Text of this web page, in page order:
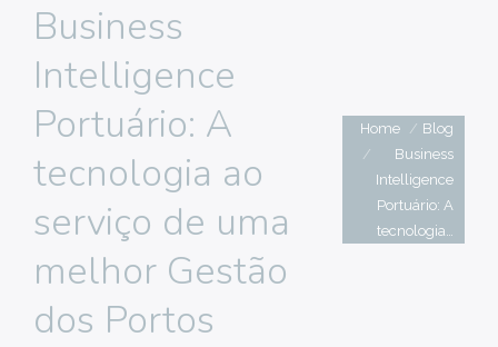
Business
Intelligence
Portuário: A
tecnologia ao
serviço de uma
melhor Gestão
dos Portos
Você está aqui:
Home
Blog
Business
Intelligence
Portuário: A
tecnologia…